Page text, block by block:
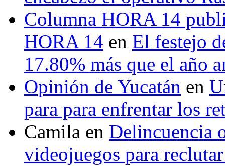
Columna HORA 14
HORA 14 en El festejo
17.80% más que el año
Opinión de Yucatán en
para para enfrentar los
Camila en Delincuencia
videojuegos para